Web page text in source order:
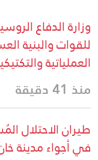
للقوات والبنية
العملياتية
منذ 41 دقيقة
طيران الاحتلال
في أجواء مدينة